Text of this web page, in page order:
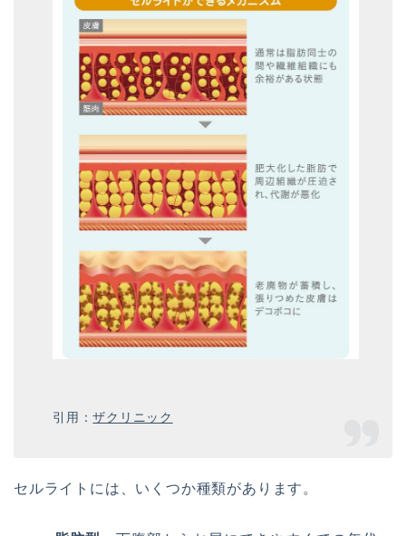
引用：ザクリニック
セルライトには、いくつか種類があります。